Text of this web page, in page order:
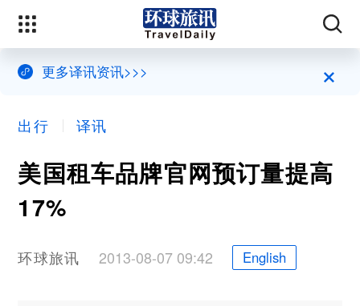
更多译讯资讯>>> ×
出行 译讯
美国租车品牌官网预订量提高
17%
环球旅讯 2013-08-07 09:42 English